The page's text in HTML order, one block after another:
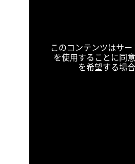
このコンテンツはサ
を使用することに同
を希望する場